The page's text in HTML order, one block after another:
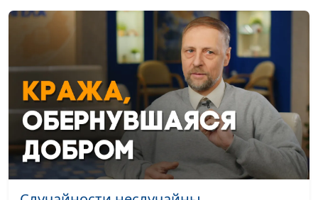
Христос — Великий
Учитель
Евгений Зайцев,
священнослужитель,
доктор богословия
#364
Христос — Судья
Евгений Зайцев,
священнослужитель,
доктор богословия
Христос — Истинный
Первосвященник
Евгений Зайцев,
священнослужитель,
доктор богословия
#362